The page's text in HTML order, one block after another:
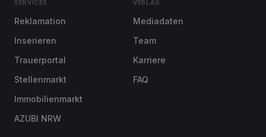
SERVICES
Reklamation
Inserieren
Trauerportal
Stellenmarkt
Immobilienmarkt
AZUBI NRW
VERLAG
Mediadaten
Team
Karriere
FAQ